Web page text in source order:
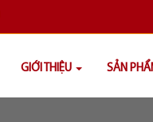
GIỚI THIỆU SẢN